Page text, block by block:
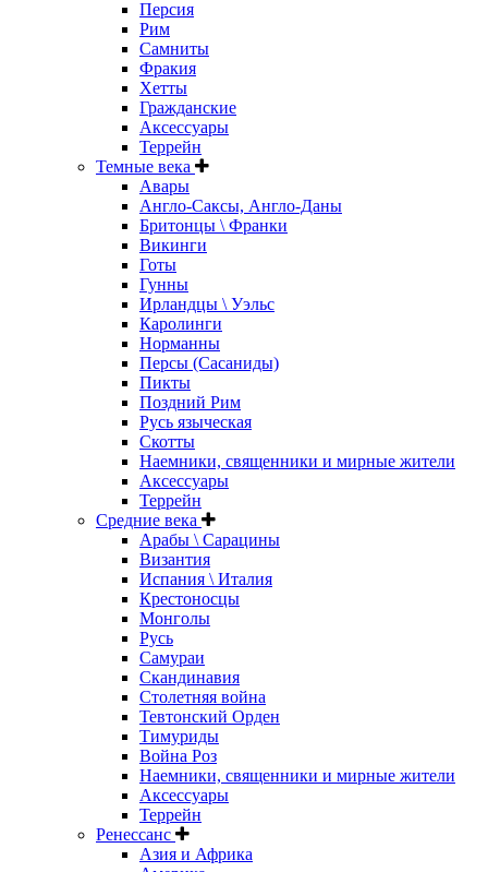
Персия
Рим
Самниты
Фракия
Хетты
Гражданские
Аксессуары
Террейн
Темные века
Авары
Англо-Саксы, Англо-Даны
Бритонцы \ Франки
Викинги
Готы
Гунны
Ирландцы \ Уэльс
Каролинги
Норманны
Персы (Сасаниды)
Пикты
Поздний Рим
Русь языческая
Скотты
Наемники, священники и мирные жители
Аксессуары
Террейн
Средние века
Арабы \ Сарацины
Византия
Испания \ Италия
Крестоносцы
Монголы
Русь
Самураи
Скандинавия
Столетняя война
Тевтонский Орден
Тимуриды
Война Роз
Наемники, священники и мирные жители
Аксессуары
Террейн
Ренессанс
Азия и Африка